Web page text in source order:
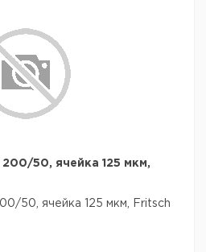
50, ячейка 125 мкм,
50, ячейка 125 мкм, Fritsch